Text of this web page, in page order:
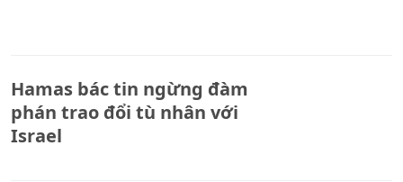
Hamas bác tin ngừng đàm
phán trao đổi tù nhân với
Israel